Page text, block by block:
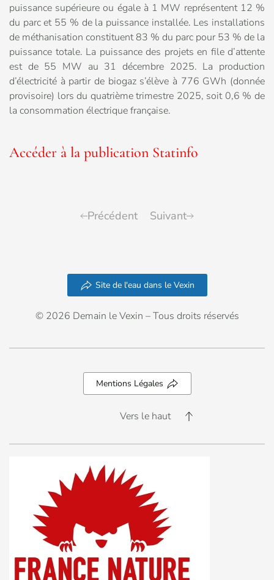
puissance supérieure ou égale à 1 MW représentent 12 %
du parc et 55 % de la puissance installée. Les installations
de méthanisation constituent 83 % du parc pour 53 % de la
puissance totale. La puissance des projets en file d’attente
est de 55 MW au 31 décembre 2025. La production
d’électricité à partir de biogaz s’élève à 776 GWh (donnée
provisoire) lors du quatrième trimestre 2025, soit 0,6 % de
la consommation électrique française.
Accéder à la publication Statinfo
Précédent Suivant
Site de l'eau dans le Vexin
© 2026 Demain le Vexin – Tous droits réservés
Mentions Légales
Vers le haut